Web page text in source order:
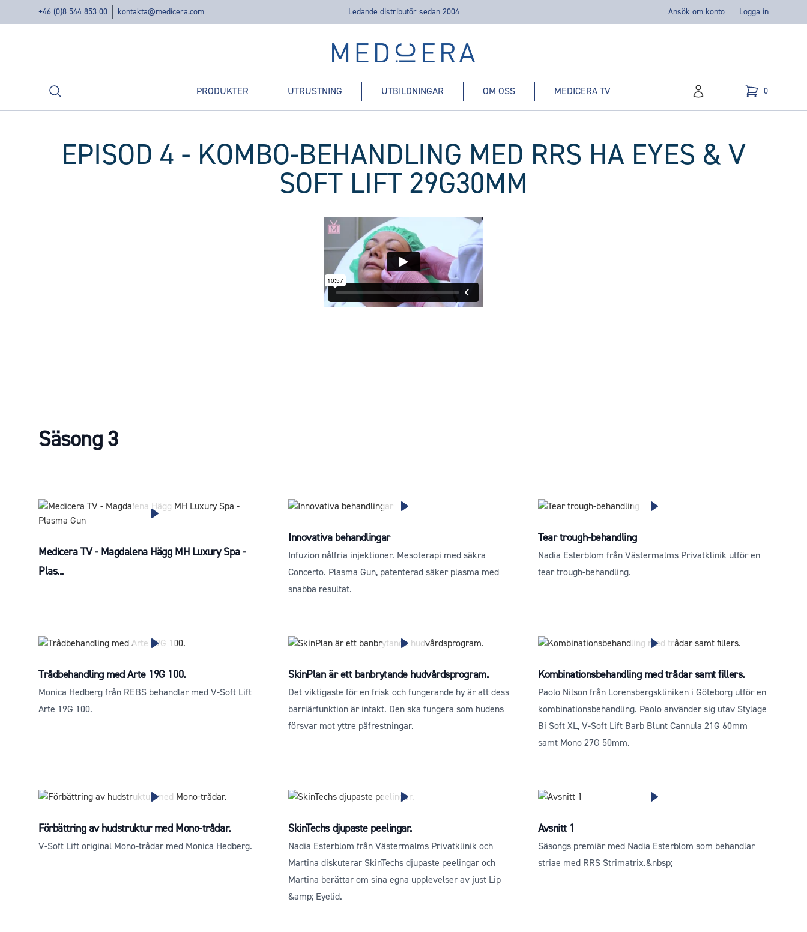
+46 (0)8 544 853 00 kontakta@medicera.com Ledande distributör sedan 2004 Ansök om konto Logga in
Medicera | New Medic Era AB
Sök PRODUKTER UTRUSTNING UTBILDNINGAR OM OSS MEDICERA TV konto Kundvagn
0
varor i
EPISOD 4 - KOMBO-BEHANDLING MED RRS HA EYES & V
SOFT LIFT 29G30MM
Säsong 3
Medicera TV - Magdalena Hägg MH Luxury Spa -
Plas...
Innovativa behandlingar
Infuzion nålfria injektioner. Mesoterapi med säkra
Concerto. Plasma Gun, patenterad säker plasma med
snabba resultat.
Tear trough-behandling
Nadia Esterblom från Västermalms Privatklinik utför en
tear trough-behandling.
Trådbehandling med Arte 19G 100.
Monica Hedberg från REBS behandlar med V-Soft Lift
Arte 19G 100.
SkinPlan är ett banbrytande hudvårdsprogram.
Det viktigaste för en frisk och fungerande hy är att dess
barriärfunktion är intakt. Den ska fungera som hudens
försvar mot yttre påfrestningar.
Kombinationsbehandling med trådar samt fillers.
Paolo Nilson från Lorensbergskliniken i Göteborg utför en
kombinationsbehandling. Paolo använder sig utav Stylage
Bi Soft XL, V-Soft Lift Barb Blunt Cannula 21G 60mm
samt Mono 27G 50mm.
Förbättring av hudstruktur med Mono-trådar.
V-Soft Lift original Mono-trådar med Monica Hedberg.
SkinTechs djupaste peelingar.
Nadia Esterblom från Västermalms Privatklinik och
Martina diskuterar SkinTechs djupaste peelingar och
Martina berättar om sina egna upplevelser av just Lip
&amp; Eyelid.
Avsnitt 1
Säsongs premiär med Nadia Esterblom som behandlar
striae med RRS Strimatrix.&nbsp;